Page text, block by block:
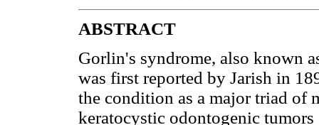
ABSTRACT
Gorlin's syndrome, also known
was first reported by Jarish in
the condition as a major triad of
keratocystic odontogenic